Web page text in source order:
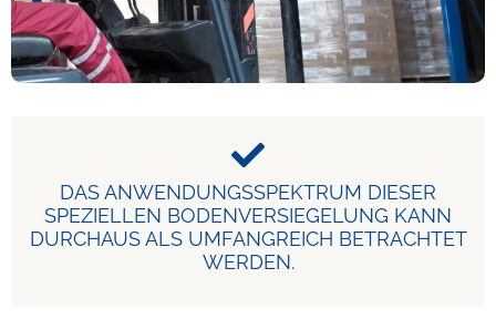
DAS ANWENDUNGSSPEKTRUM DIESER
SPEZIELLEN BODENVERSIEGELUNG KANN
DURCHAUS ALS UMFANGREICH BETRACHTET
WERDEN.